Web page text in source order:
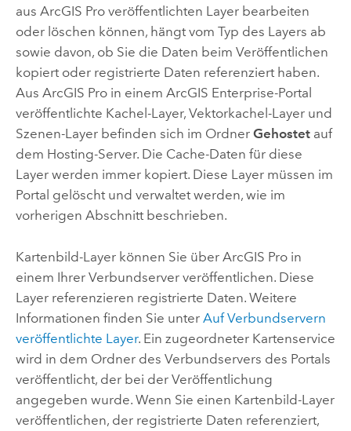
aus ArcGIS Proveröffentlichten Layer bearbeiten
oder löschen können, hängt vom Typ des Layers ab
sowie davon, ob Sie die Daten beim Veröffentlichen
kopiert oder registrierte Daten referenziert haben.
Aus ArcGIS Proin einem ArcGIS Enterprise-Portal
veröffentlichte Kachel-Layer, Vektorkachel-Layer und
Szenen-Layer befinden sich im Ordner Gehostetauf
dem Hosting-Server. Die Cache-Daten für diese
Layer werden immer kopiert.Diese Layer müssen im
Portal gelöscht und verwaltet werden, wie im
vorherigen Abschnitt beschrieben.
Kartenbild-Layer können Sie über ArcGIS Proin
einem Ihrer Verbundserver veröffentlichen. Diese
Layer referenzieren registrierte Daten. Weitere
Informationen finden Sie unter Auf Verbundservern
veröffentlichte Layer. Ein zugeordneter Kartenservice
wird in dem Ordner des Verbundservers des Portals
veröffentlicht, der bei der Veröffentlichung
angegeben wurde. Wenn Sie einen Kartenbild-Layer
veröffentlichen, der registrierte Daten referenziert,